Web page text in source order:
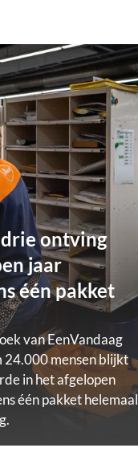
ontving
jaar
één pakket
van EenVandaag
24.000 mensen blijkt
in het afgelopen
één pakket helemaal